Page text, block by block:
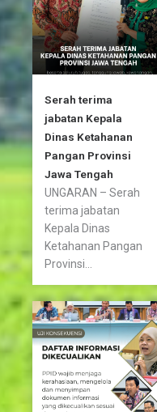
f
Serah terima
jabatan Kepala
Dinas Ketahanan
Pangan Provinsi
Jawa Tengah
UNGARAN – Serah
terima jabatan
Kepala Dinas
Ketahanan Pangan
Provinsi...